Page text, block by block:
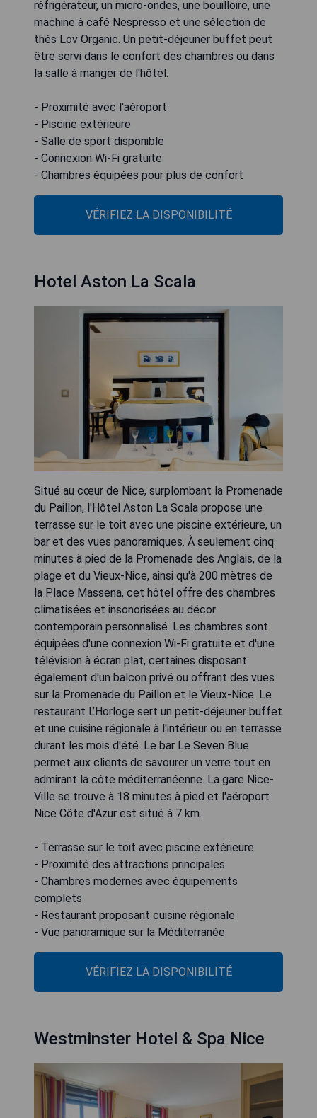
réfrigérateur, un micro-ondes, une bouilloire, une
machine à café Nespresso et une sélection de
thés Lov Organic. Un petit-déjeuner buffet peut
être servi dans le confort des chambres ou dans
la salle à manger de l'hôtel.
- Proximité avec l'aéroport
- Piscine extérieure
- Salle de sport disponible
- Connexion Wi-Fi gratuite
- Chambres équipées pour plus de confort
VÉRIFIEZ LA DISPONIBILITÉ
Hotel Aston La Scala
Situé au cœur de Nice, surplombant la Promenade
du Paillon, l'Hôtel Aston La Scala propose une
terrasse sur le toit avec une piscine extérieure, un
bar et des vues panoramiques. À seulement cinq
minutes à pied de la Promenade des Anglais, de la
plage et du Vieux-Nice, ainsi qu'à 200 mètres de
la Place Massena, cet hôtel offre des chambres
climatisées et insonorisées au décor
contemporain personnalisé. Les chambres sont
équipées d'une connexion Wi-Fi gratuite et d'une
télévision à écran plat, certaines disposant
également d'un balcon privé ou offrant des vues
sur la Promenade du Paillon et le Vieux-Nice. Le
restaurant L’Horloge sert un petit-déjeuner buffet
et une cuisine régionale à l'intérieur ou en terrasse
durant les mois d'été. Le bar Le Seven Blue
permet aux clients de savourer un verre tout en
admirant la côte méditerranéenne. La gare Nice-
Ville se trouve à 18 minutes à pied et l'aéroport
Nice Côte d'Azur est situé à 7 km.
- Terrasse sur le toit avec piscine extérieure
- Proximité des attractions principales
- Chambres modernes avec équipements
complets
- Restaurant proposant cuisine régionale
- Vue panoramique sur la Méditerranée
VÉRIFIEZ LA DISPONIBILITÉ
Westminster Hotel & Spa Nice